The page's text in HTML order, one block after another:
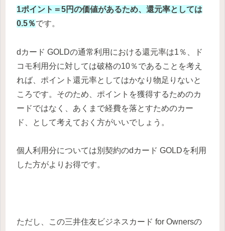
1ポイント＝5円の価値があるため、還元率としては
0.5％です。
dカード GOLDの通常利用における還元率は1％、ド
コモ利用分に対しては破格の10％であることを考え
れば、ポイント還元率としてはかなり物足りないと
ころです。そのため、ポイントを獲得するためのカ
ードではなく、あくまで経費を落とすためのカー
ド、として考えておく方がいいでしょう。
個人利用分については別契約のdカード GOLDを利用
した方がよりお得です。
ただし、この三井住友ビジネスカード for Ownersの